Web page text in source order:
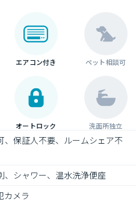
エアコン付き ペット相談可
オートロック 洗面所独立
、保証人不要、ルームシェア不
、シャワー、温水洗浄便座
カメラ